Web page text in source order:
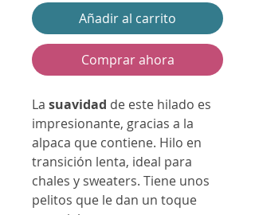
Añadir al carrito
Comprar ahora
La suavidad de este hilado es
impresionante, gracias a la
alpaca que contiene. Hilo en
transición lenta, ideal para
chales y sweaters. Tiene unos
pelitos que le dan un toque